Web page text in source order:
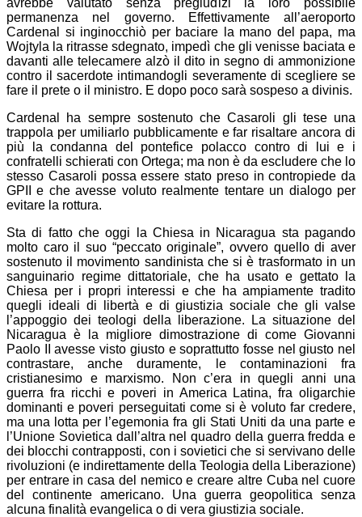
permanenza nel governo. Effettivamente all’aeroporto
Cardenal si inginocchiò per baciare la mano del papa, ma
Wojtyla la ritrasse sdegnato, impedì che gli venisse baciata e
davanti alle telecamere alzò il dito in segno di ammonizione
contro il sacerdote intimandogli severamente di scegliere se
fare il prete o il ministro. E dopo poco sarà sospeso a divinis.
Cardenal ha sempre sostenuto che Casaroli gli tese una
trappola per umiliarlo pubblicamente e far risaltare ancora di
più la condanna del pontefice polacco contro di lui e i
confratelli schierati con Ortega; ma non è da escludere che lo
stesso Casaroli possa essere stato preso in contropiede da
GPII e che avesse voluto realmente tentare un dialogo per
evitare la rottura.
Sta di fatto che oggi la Chiesa in Nicaragua sta pagando
molto caro il suo “peccato originale”, ovvero quello di aver
sostenuto il movimento sandinista che si è trasformato in un
sanguinario regime dittatoriale, che ha usato e gettato la
Chiesa per i propri interessi e che ha ampiamente tradito
quegli ideali di libertà e di giustizia sociale che gli valse
l’appoggio dei teologi della liberazione. La situazione del
Nicaragua è la migliore dimostrazione di come Giovanni
Paolo II avesse visto giusto e soprattutto fosse nel giusto nel
contrastare, anche duramente, le contaminazioni fra
cristianesimo e marxismo. Non c’era in quegli anni una
guerra fra ricchi e poveri in America Latina, fra oligarchie
dominanti e poveri perseguitati come si è voluto far credere,
ma una lotta per l’egemonia fra gli Stati Uniti da una parte e
l’Unione Sovietica dall’altra nel quadro della guerra fredda e
dei blocchi contrapposti, con i sovietici che si servivano delle
rivoluzioni (e indirettamente della Teologia della Liberazione)
per entrare in casa del nemico e creare altre Cuba nel cuore
del continente americano. Una guerra geopolitica senza
alcuna finalità evangelica o di vera giustizia sociale.